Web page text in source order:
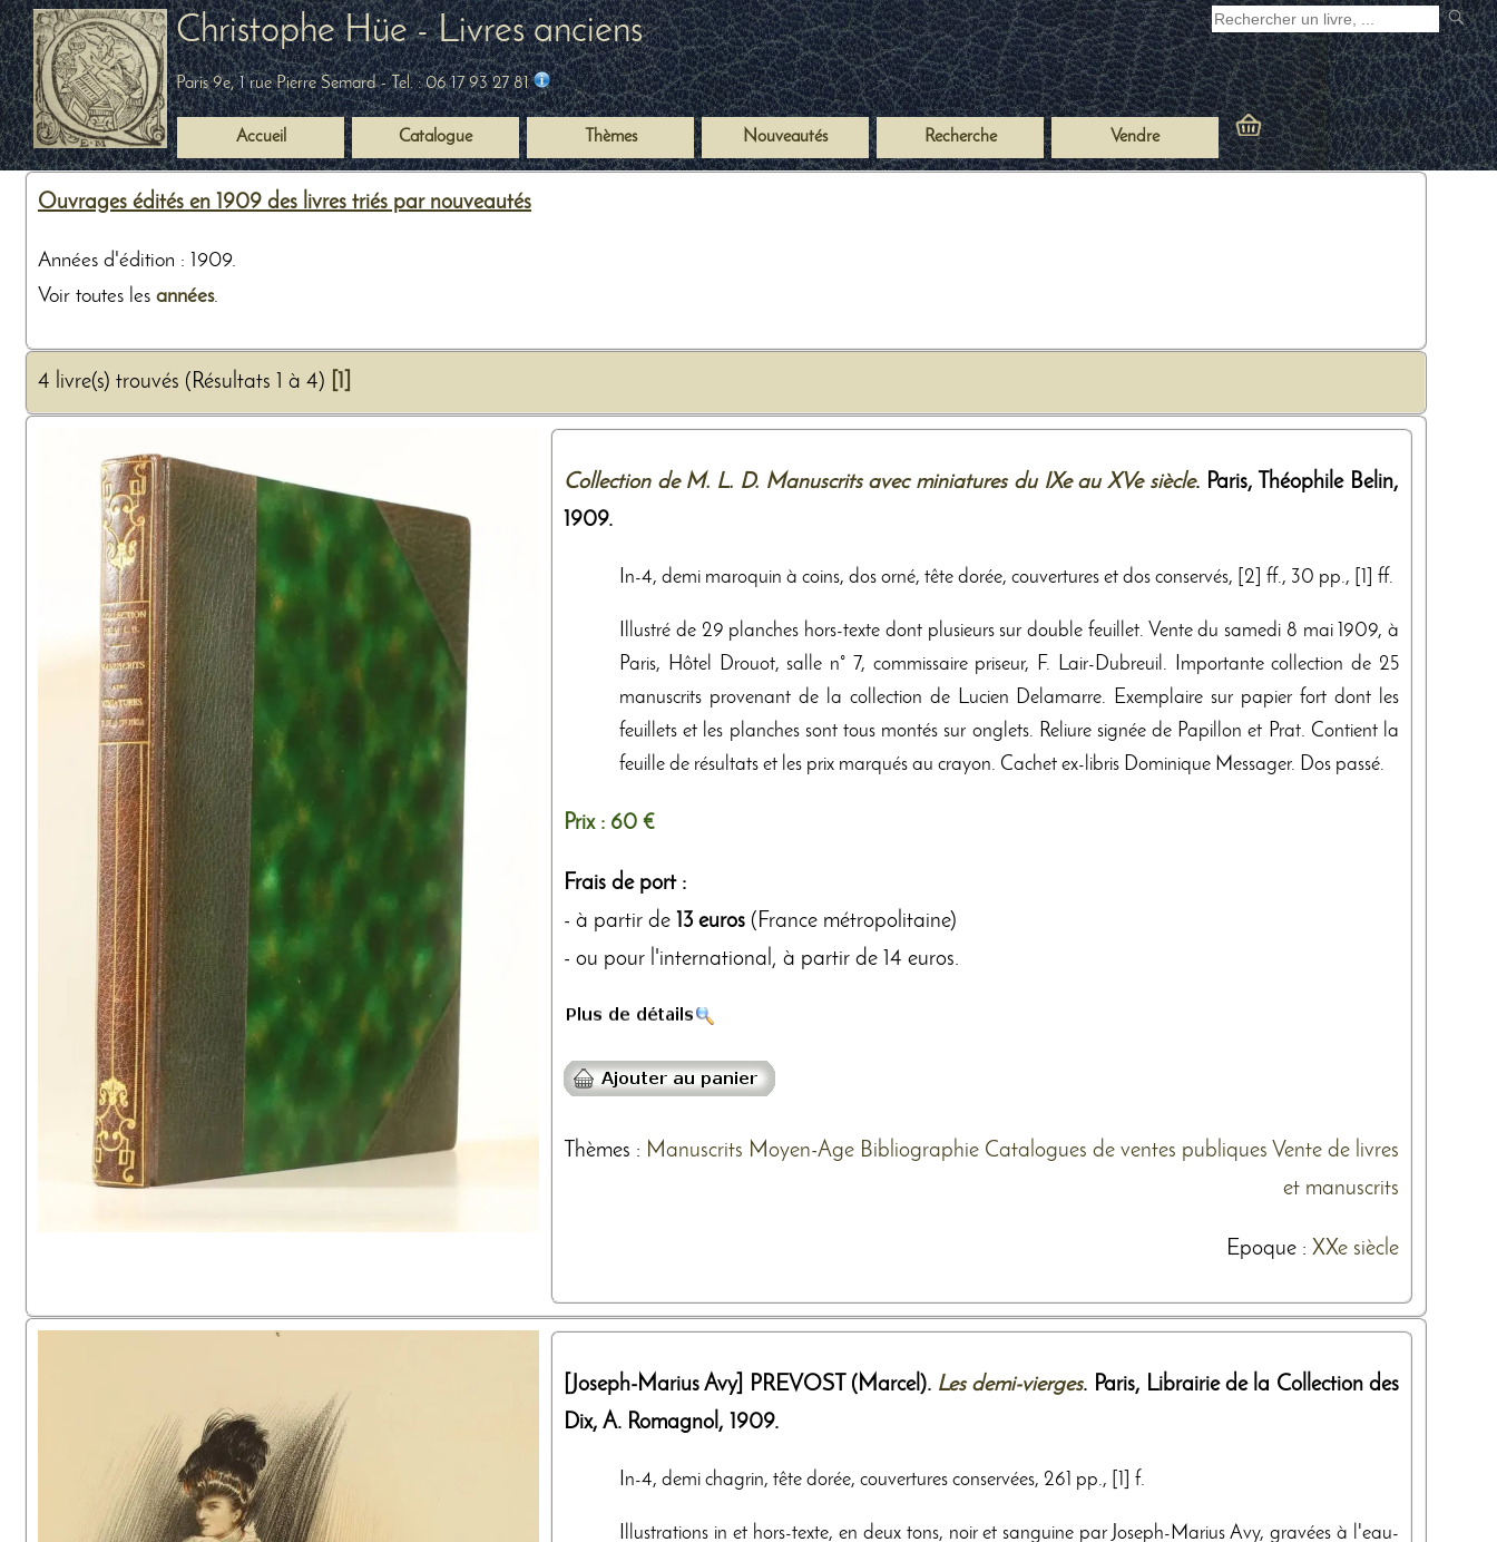
Christophe Hüe - Livres anciens
Paris 9e, 1 rue Pierre Semard- Tel. :06 17 93 27 81
Accueil Catalogue Thèmes Nouveautés Recherche Vendre
Ouvrages édités en 1909 des livres triés par nouveautés
Années d'édition : 1909.
Voir toutes les années.
4 livre(s) trouvés (Résultats 1 à 4)
Collection de M. L. D. Manuscrits avec miniatures du IXe au XVe siècle. Paris, Théophile Belin,
1909.
In-4, demi maroquin à coins, dos orné, tête dorée, couvertures et dos conservés, [2] ff., 30 pp., [1] ff.
Illustré de 29 planches hors-texte dont plusieurs sur double feuillet. Vente du samedi 8 mai 1909, à
Paris, Hôtel Drouot, salle n° 7, commissaire priseur, F. Lair-Dubreuil. Importante collection de 25
manuscrits provenant de la collection de Lucien Delamarre. Exemplaire sur papier fort dont les
feuillets et les planches sont tous montés sur onglets. Reliure signée de Papillon et Prat. Contient la
feuille de résultats et les prix marqués au crayon. Cachet ex-libris Dominique Messager. Dos passé.
Prix : 60 €
Frais de port :
- à partir de 13 euros (France métropolitaine)
- ou pour l'international, à partir de 14 euros.
Thèmes : Manuscrits Moyen-Age Bibliographie Catalogues de ventes publiques Vente de livres
et manuscrits
Epoque : XXe siècle
[Joseph-Marius Avy] PREVOST (Marcel). Les demi-vierges. Paris, Librairie de la Collection des
Dix, A. Romagnol , 1909.
In-4, demi chagrin, tête dorée, couvertures conservées, 261 pp., [1] f.
Illustrations in et hors-texte, en deux tons, noir et sanguine par Joseph-Marius Avy, gravées à l'eau-